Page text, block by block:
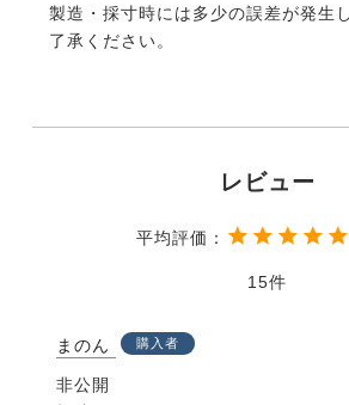
製造・採寸時には多少の誤差が発生
了承ください。
15
まのん 購入者
非公開